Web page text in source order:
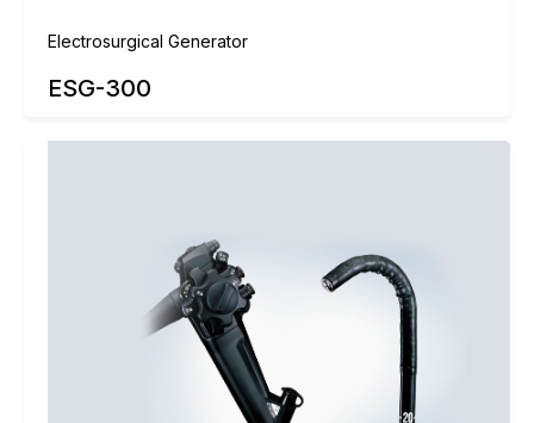
Electrosurgical Generator
ESG-300